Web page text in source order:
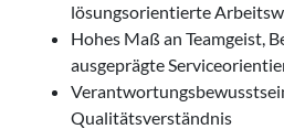
lösungsorientierte
Hohes Maß an Teamgeist,
ausgeprägte
Qualitätsverständnis